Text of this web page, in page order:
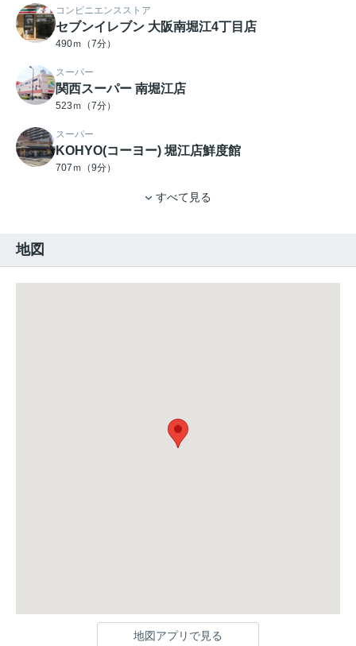
コンビニエンスストア
セブンイレブン 大阪南堀江4丁目店
490ｍ（7分）
スーパー
関西スーパー 南堀江店
523ｍ（7分）
スーパー
KOHYO(コーヨー) 堀江店鮮度館
707ｍ（9分）
すべて見る
地図
地図アプリで見る